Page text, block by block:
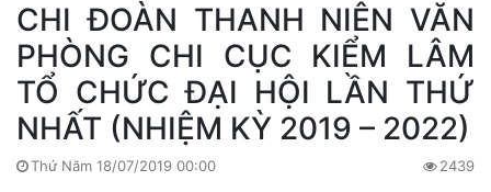
CHI ĐOÀN THANH NIÊN VĂN
PHÒNG CHI CỤC KIỂM LÂM
TỔ CHỨC ĐẠI HỘI LẦN THỨ
NHẤT (NHIỆM KỲ 2019 – 2022)
Thứ Năm 18/07/2019 00:00 2439